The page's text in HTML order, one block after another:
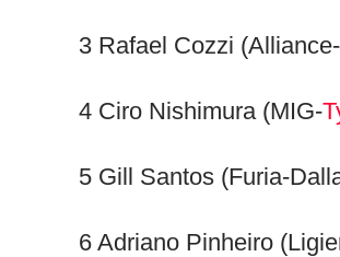
3 Rafael Cozzi (Alliance-
4 Ciro Nishimura (MIG-
5 Gill Santos (Furia-
6 Adriano Pinheiro